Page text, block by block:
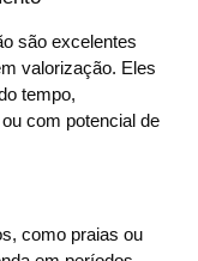
são excelentes
valorização. Eles
tempo,
com potencial de
como praias ou